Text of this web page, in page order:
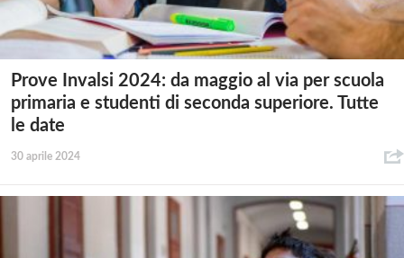
Prove Invalsi 2024: da maggio al via per scuola
primaria e studenti di seconda superiore. Tutte
le date
30 aprile 2024